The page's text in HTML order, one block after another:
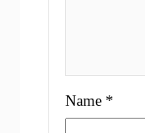
Name *